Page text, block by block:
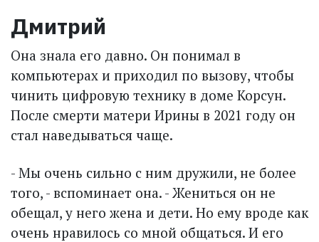
Дмитрий
Она знала его давно. Он понимал в
компьютерах и приходил по вызову, чтобы
чинить цифровую технику в доме Корсун.
После смерти матери Ирины в 2021 году он
стал наведываться чаще.
- Мы очень сильно с ним дружили, не более
того, - вспоминает она. - Жениться он не
обещал, у него жена и дети. Но ему вроде как
очень нравилось со мной общаться. И его